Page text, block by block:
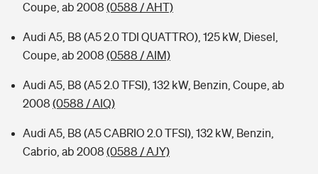
Coupe, ab 2008 (0588 / AHT)
Audi A5, B8 (A5 2.0 TDI QUATTRO), 125 kW, Diesel,
Coupe, ab 2008 (0588 / AIM)
Audi A5, B8 (A5 2.0 TFSI), 132 kW, Benzin, Coupe, ab
2008 (0588 / AIQ)
Audi A5, B8 (A5 CABRIO 2.0 TFSI), 132 kW, Benzin,
Cabrio, ab 2008 (0588 / AJY)